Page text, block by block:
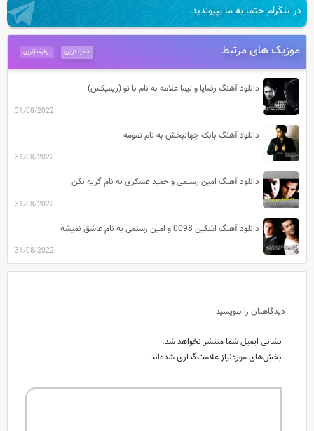
در تلگرام حتما به ما بپیوندید.
موزیک های مرتبط پرطرفدارترین جدیدترین
دانلود آهنگ رضایا و نیما علامه به نام با تو (ریمیکس)
31/08/2022
دانلود آهنگ بابک جهانبخش به نام تمومه
31/08/2022
دانلود آهنگ امین رستمی و حمید عسکری به نام گریه نکن
31/08/2022
دانلود آهنگ اشکین 0098 و امین رستمی به نام عاشق نمیشه
31/08/2022
دیدگاهتان را بنویسید
نشانی ایمیل شما منتشر نخواهد شد.
بخش‌های موردنیاز علامت‌گذاری شده‌اند